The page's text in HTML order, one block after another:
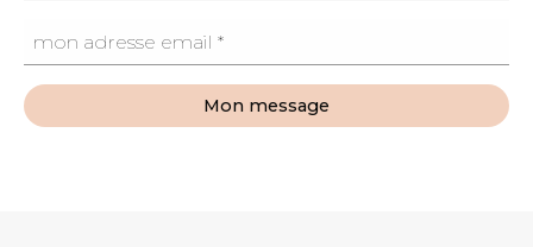
Mon message